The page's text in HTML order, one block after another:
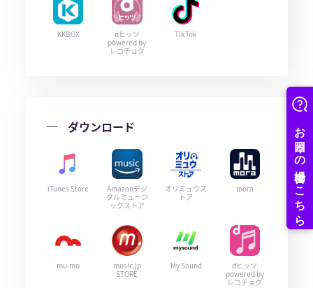
KKBOX
dヒッツ
powered by
レコチョク
TikTok
ダウンロード
iTunes Store
Amazonデジ
タルミュージ
ックストア
オリミュウス
トア
mora
mu-mo
music.jp
STORE
My Sound
dヒッツ
powered by
レコチョク